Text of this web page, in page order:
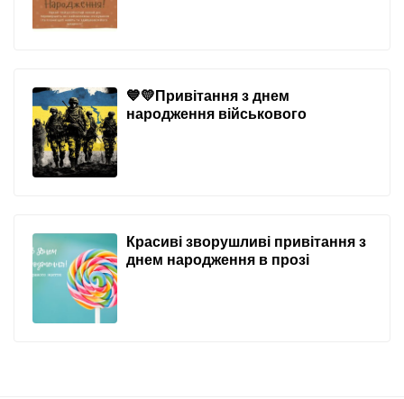
💙💛Привітання з днем
народження військового
Красиві зворушливі привітання з
днем народження в прозі